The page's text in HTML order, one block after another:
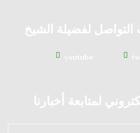
التواصل لفضيلة الشيخ
youtube
لمتابعة أخبارنا